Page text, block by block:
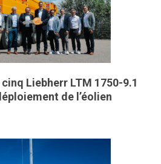
Liebherr LTM 1750-9.1
de l’éolien